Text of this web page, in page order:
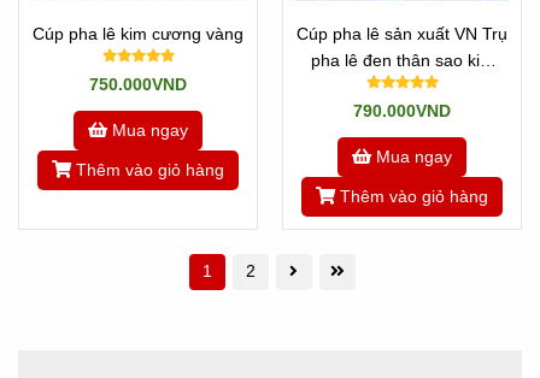
Cúp pha lê kim cương vàng
750.000VND
Mua ngay
Thêm vào giỏ hàng
Cúp pha lê sản xuất VN Trụ
pha lê đen thân sao kim
loại
790.000VND
Mua ngay
Thêm vào giỏ hàng
1 2